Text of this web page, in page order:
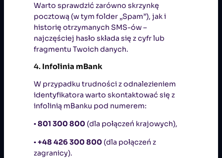
Warto sprawdzić zarówno skrzynkę
pocztową (w tym folder „Spam”), jak i
historię otrzymanych SMS-ów –
najczęściej hasło składa się z cyfr lub
fragmentu Twoich danych.
4. Infolinia mBank
W przypadku trudności z odnalezieniem
identyfikatora warto skontaktować się z
infolinią mBanku pod numerem:
▪801 300 800 (dla połączeń krajowych),
▪+48 426 300 800 (dla połączeń z
zagranicy).